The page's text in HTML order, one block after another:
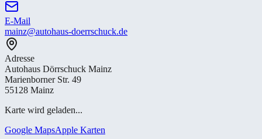
E-Mail
mainz@autohaus-doerrschuck.de
Adresse
Autohaus Dörrschuck Mainz
Marienborner Str. 49
55128 Mainz
Karte wird geladen...
Google MapsApple Karten